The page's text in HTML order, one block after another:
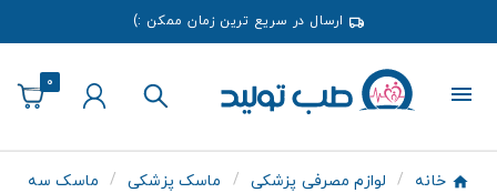
ارسال در سریع ترین زمان ممکن :)
0
خانه لوازم مصرفی پزشکی ماسک پزشکی
ماسک سه